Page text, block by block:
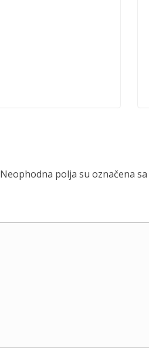
Neophodna polja su označena sa